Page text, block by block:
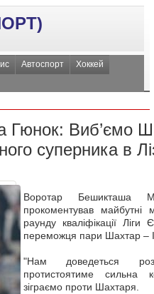
Автоспорт
Хоккей
Гюнок: Виб’ємо
суперника в
Воротар Бешикташа
прокоментував майбутні
раунду кваліфікації Ліги
переможця пари Шахтар –
"Нам доведеться
протистоятиме
зіграємо проти Шахтаря.